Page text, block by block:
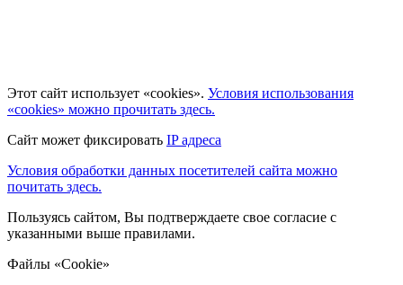
Этот сайт использует «cookies». Условия использования
«cookies» можно прочитать здесь.
Сайт может фиксировать IP адреса
Условия обработки данных посетителей сайта можно
почитать здесь.
Пользуясь сайтом, Вы подтверждаете свое согласие с
указанными выше правилами.
Файлы «Cookie»